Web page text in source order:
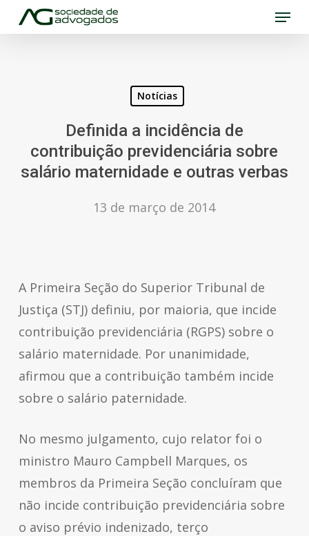
Skip
to
Menu
Notícias
Definida a incidência de
contribuição previdenciária sobre
salário maternidade e outras verbas
13 de março de 2014
A Primeira Seção do Superior Tribunal de
Justiça (STJ) definiu, por maioria, que incide
contribuição previdenciária (RGPS) sobre o
salário maternidade. Por unanimidade,
afirmou que a contribuição também incide
sobre o salário paternidade.
No mesmo julgamento, cujo relator foi o
ministro Mauro Campbell Marques, os
membros da Primeira Seção concluíram que
não incide contribuição previdenciária sobre
o aviso prévio indenizado, terço